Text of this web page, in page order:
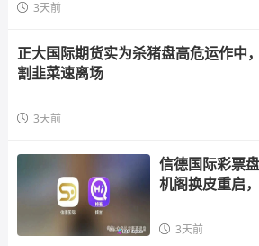
3天前
正大国际期货实为杀猪盘高危运作中
割韭菜速离场
3天前
信德国际彩票
机阁换皮重启
3天前